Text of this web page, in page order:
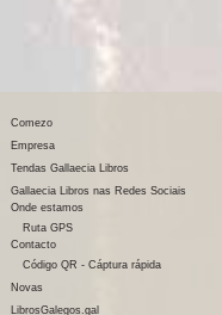
Comezo
Empresa
Tendas Gallaecia Libros
Gallaecia Libros nas Redes Sociais
Onde estamos
Ruta GPS
Contacto
Código QR - Cáptura rápida
Novas
LibrosGalegos.gal